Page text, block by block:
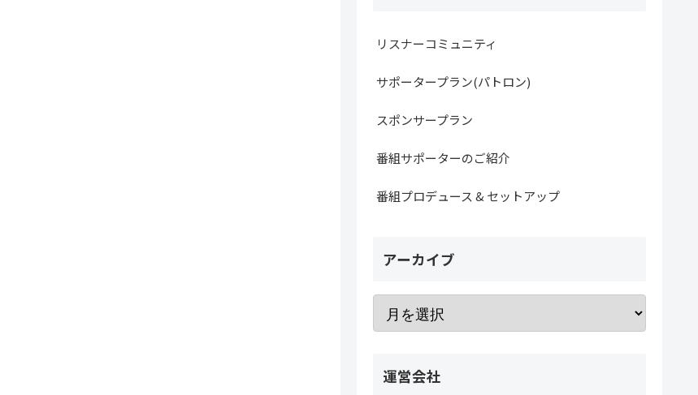
リスナーコミュニティ
サポータープラン(パトロン)
スポンサープラン
番組サポーターのご紹介
番組プロデュース & セットアップ
アーカイブ
運営会社